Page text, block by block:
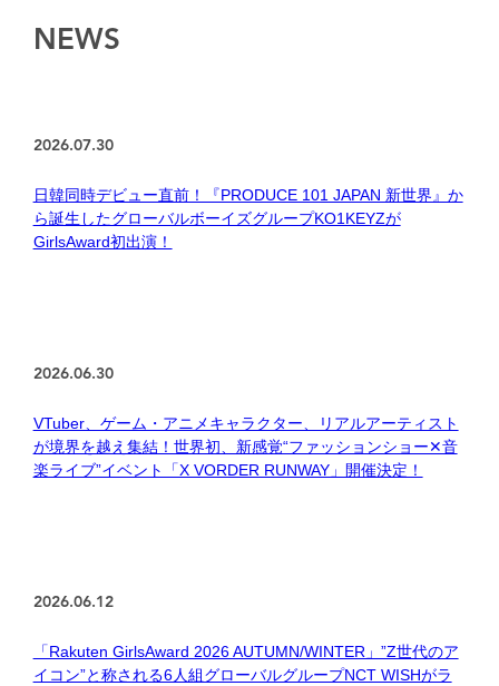
NEWS
2026.07.30
日韓同時デビュー直前！『PRODUCE 101 JAPAN 新世界』か
ら誕生したグローバルボーイズグループKO1KEYZが
GirlsAward初出演！
2026.06.30
VTuber、ゲーム・アニメキャラクター、リアルアーティスト
が境界を越え集結！世界初、新感覚“ファッションショー✕音
楽ライブ”イベント「X VORDER RUNWAY」開催決定！
2026.06.12
「Rakuten GirlsAward 2026 AUTUMN/WINTER」”Z世代のア
イコン”と称される6人組グローバルグループNCT WISHがラ